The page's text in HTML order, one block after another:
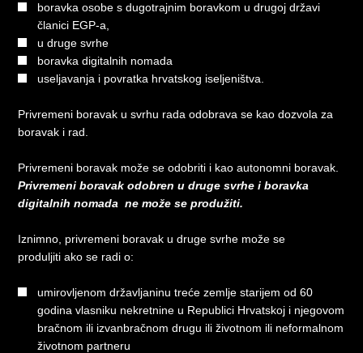
boravka osobe s dugotrajnim boravkom u drugoj državi
članici EGP-a,
u druge svrhe
boravka digitalnih nomada
useljavanja i povratka hrvatskog iseljeništva.
Privremeni boravak u svrhu rada odobrava se kao dozvola za
boravak i rad.
Privremeni boravak može se odobriti i kao autonomni boravak.
Privremeni boravak odobren u druge svrhe i boravka
digitalnih nomada ne može se produžiti.
Iznimno, privremeni boravak u druge svrhe može se
produljiti ako se radi o:
umirovljenom državljaninu treće zemlje starijem od 60
godina vlasniku nekretnine u Republici Hrvatskoj i njegovom
bračnom ili izvanbračnom drugu ili životnom ili neformalnom
životnom partneru